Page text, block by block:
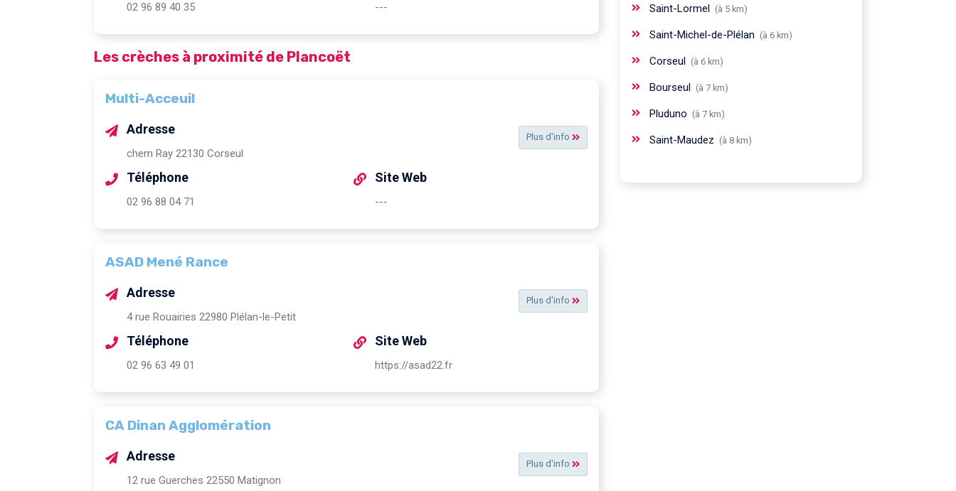
02 96 89 40 35 ---
Les crèches à proximité de Plancoët
Multi-Acceuil
Plus d'info
Adresse
chem Ray 22130 Corseul
Téléphone
02 96 88 04 71
Site Web
---
ASAD Mené Rance
Plus d'info
Adresse
4 rue Rouairies 22980 Plélan-le-Petit
Téléphone
02 96 63 49 01
Site Web
https://asad22.fr
CA Dinan Agglomération
Plus d'info
Adresse
12 rue Guerches 22550 Matignon
Saint-Lormel (à 5 km)
Saint-Michel-de-Plélan (à 6 km)
Corseul (à 6 km)
Bourseul (à 7 km)
Pluduno (à 7 km)
Saint-Maudez (à 8 km)